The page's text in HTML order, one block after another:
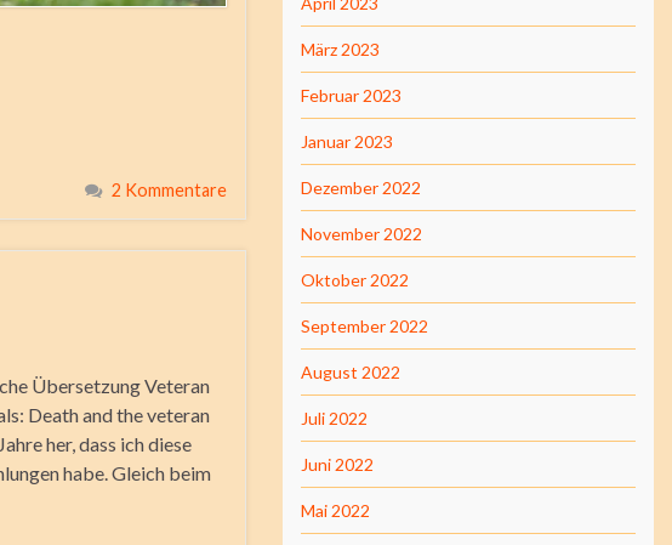
2 Kommentare
Übersetzung Veteran
Death and the veteran
her, dass ich diese
habe. Gleich beim
März 2023
Februar 2023
Januar 2023
Dezember 2022
November 2022
Oktober 2022
September 2022
August 2022
Juli 2022
Juni 2022
Mai 2022